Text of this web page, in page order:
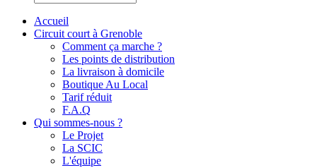
Accueil
Circuit court à Grenoble
Comment ça marche ?
Les points de distribution
La livraison à domicile
Boutique Au Local
Tarif réduit
F.A.Q
Qui sommes-nous ?
Le Projet
La SCIC
L'équipe